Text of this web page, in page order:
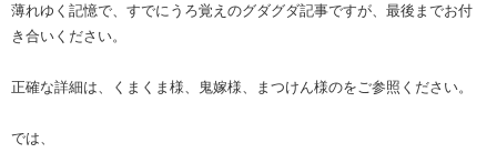
薄れゆく記憶で、すでにうろ覚えのグダグダ記事ですが、最後までお付
き合いください。
正確な詳細は、くまくま様、鬼嫁様、まつけん様のをご参照ください。
では、